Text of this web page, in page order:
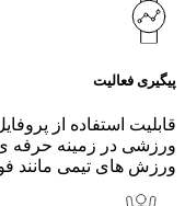
پیگیری فعالیت
قابلیت استفاده از
ورزشی در زمینه حرفه
ورزش های تیمی مانند